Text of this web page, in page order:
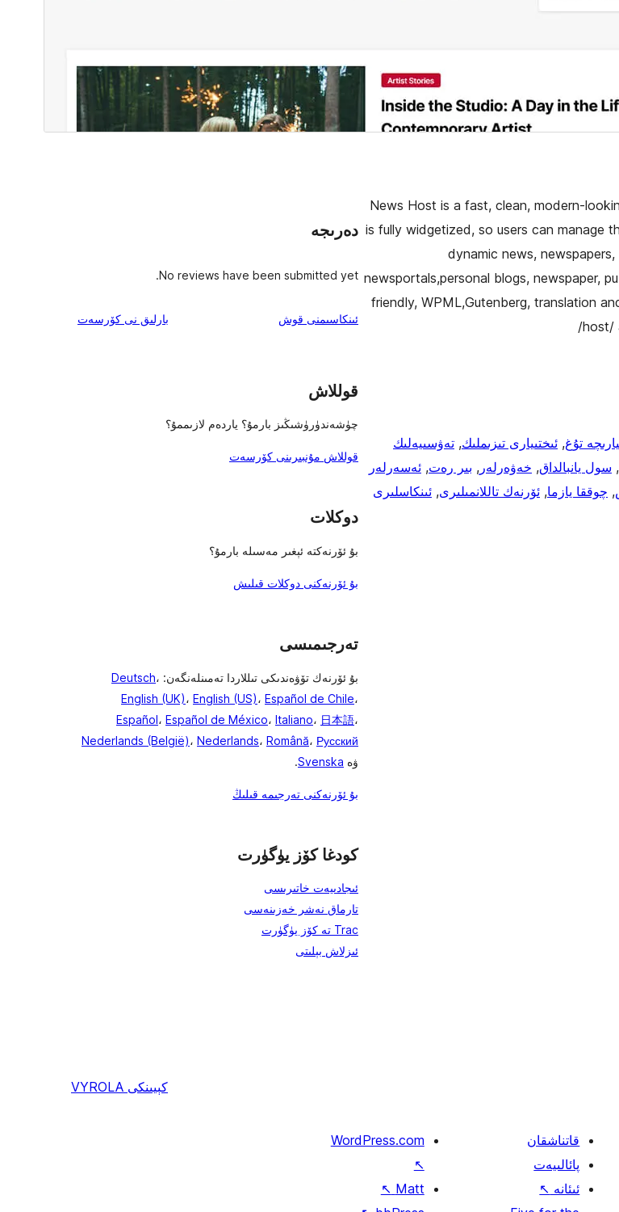
News Host is a fast, clean, modern-
is fully widgetized, so users can manage
dynamic news,
newsportals,personal blogs, newspaper,
friendly, WPML,Gutenberg, translation
host/
تۇغ, ئىختىيارى تىزىملىك, تەۋسىيەلىك
, سول يانبالداق, خەۋەرلەر , بىر رەت, ئەسەرلەر
, چوققا يازما, ئۆرنەك تاللانمىلىرى, ئىنكاسلىرى
دەرىجە
No reviews have been submitted yet.
ئىنكاسىمنى قوش بارلىق ئىنكاس
نى كۆرسەت
قوللاش
چۈشەندۈرۈشىڭىز بارمۇ؟ ياردەم لازىممۇ؟
قوللاش مۇنبىرىنى كۆرسەت
دوكلات
بۇ ئۆرنەكتە ئېغىر مەسىلە بارمۇ؟
بۇ ئۆرنەكنى دوكلات قىلىش
تەرجىمىسى
بۇ ئۆرنەك تۆۋەندىكى تىللاردا تەمىنلەنگەن: Deutsch،
English (UK)، English (US)، Español de Chile،
Español، Español de México، Italiano، 日本語،
Nederlands (België)، Nederlands، Română، Русский
ۋە Svenska
.
بۇ ئۆرنەكنى تەرجىمە قىلىڭ
كودغا كۆز يۈگۈرت
ئىجادىيەت خاتىرىسى
تارماق نەشر خەزىنەسى
Trac تە كۆز يۈگۈرت
ئىزلاش بېلىتى
كېيىنكى VYROLA
قاتناشقان
پائالىيەت
ئىئانە ↖
WordPress.com
↖
Matt
↖